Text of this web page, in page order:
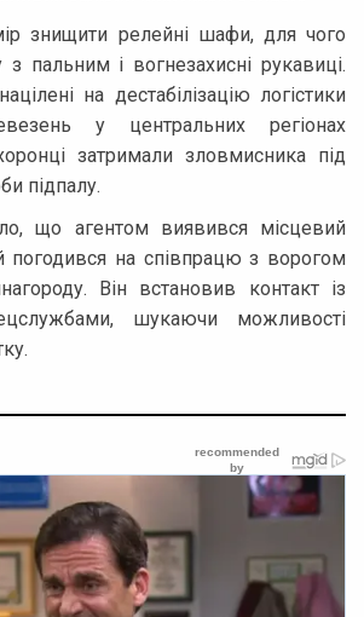
знищити релейні шафи, для чого
з пальним і вогнезахисні рукавиці.
на дестабілізацію логістики
у центральних регіонах
затримали зловмисника під
підпалу.
що агентом виявився місцевий
погодився на співпрацю з ворогом
Він встановив контакт із
шукаючи можливості